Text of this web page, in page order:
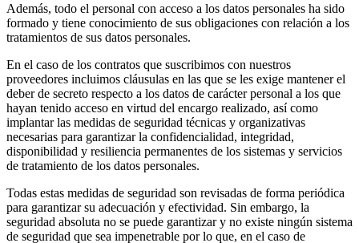
Además, todo el personal con acceso a los datos personales ha sido
formado y tiene conocimiento de sus obligaciones con relación a los
tratamientos de sus datos personales.
En el caso de los contratos que suscribimos con nuestros
proveedores incluimos cláusulas en las que se les exige mantener el
deber de secreto respecto a los datos de carácter personal a los que
hayan tenido acceso en virtud del encargo realizado, así como
implantar las medidas de seguridad técnicas y organizativas
necesarias para garantizar la confidencialidad, integridad,
disponibilidad y resiliencia permanentes de los sistemas y servicios
de tratamiento de los datos personales.
Todas estas medidas de seguridad son revisadas de forma periódica
para garantizar su adecuación y efectividad. Sin embargo, la
seguridad absoluta no se puede garantizar y no existe ningún sistema
de seguridad que sea impenetrable por lo que, en el caso de